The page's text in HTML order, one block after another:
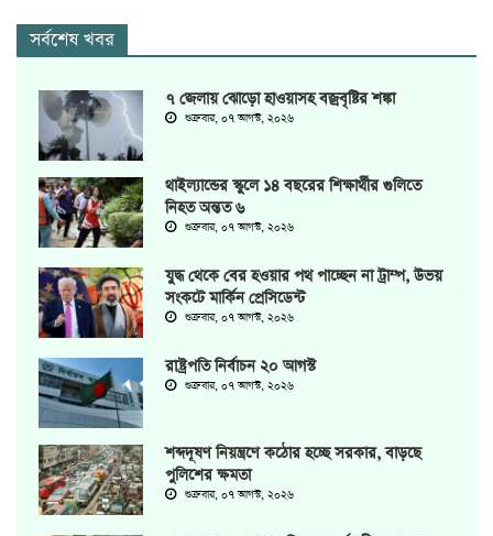
সর্বশেষ খবর
৭ জেলায় ঝোড়ো হাওয়াসহ বজ্রবৃষ্টির শঙ্কা
শুক্রবার, ০৭ আগস্ট, ২০২৬
থাইল্যান্ডের স্কুলে ১৪ বছরের শিক্ষার্থীর গুলিতে
নিহত অন্তত ৬
শুক্রবার, ০৭ আগস্ট, ২০২৬
যুদ্ধ থেকে বের হওয়ার পথ পাচ্ছেন না ট্রাম্প, উভয়
সংকটে মার্কিন প্রেসিডেন্ট
শুক্রবার, ০৭ আগস্ট, ২০২৬
রাষ্ট্রপতি নির্বাচন ২০ আগস্ট
শুক্রবার, ০৭ আগস্ট, ২০২৬
শব্দদূষণ নিয়ন্ত্রণে কঠোর হচ্ছে সরকার, বাড়ছে
পুলিশের ক্ষমতা
শুক্রবার, ০৭ আগস্ট, ২০২৬